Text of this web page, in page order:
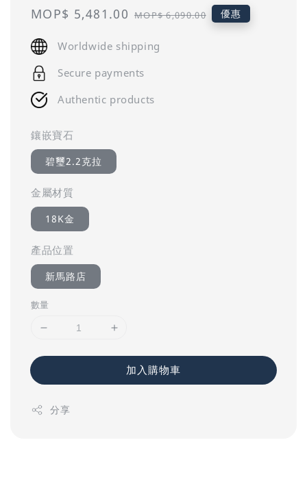
Sale
MOP$ 5,481.00 Regular
MOP$ 6,090.00 優惠
Worldwide shipping
Secure payments
Authentic products
鑲嵌寶石
碧璽2.2克拉
金屬材質
18K金
產品位置
新馬路店
數量
加入購物車
分享